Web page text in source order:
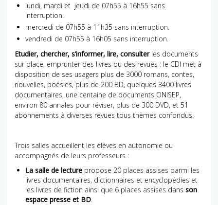
lundi, mardi et jeudi de 07h55 à 16h55 sans
interruption.
mercredi de 07h55 à 11h35 sans interruption.
vendredi de 07h55 à 16h05 sans interruption.
Etudier, chercher, s’informer, lire, consulterles documents
sur place, emprunter des livres ou des revues : le CDI met à
disposition de ses usagers plus de 3000 romans, contes,
nouvelles, poésies, plus de 200 BD, quelques 3400 livres
documentaires, une centaine de documents ONISEP,
environ 80 annales pour réviser, plus de 300 DVD, et 51
abonnements à diverses revues tous thèmes confondus.
Trois salles accueillent les élèves en autonomie ou
accompagnés de leurs professeurs :
La salle de lecture propose 20 places assises parmi les
livres documentaires, dictionnaires et encyclopédies et
les livres de fiction ainsi que 6 places assises dansson
espace presse et BD.